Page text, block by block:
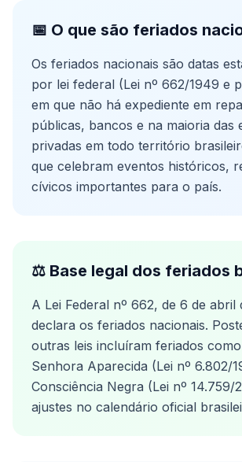
📅 O que são feriados
Os feriados nacionais são datas
por lei federal (Lei nº 662/1949 e
em que não há expediente em
públicas, bancos e na maioria das
privadas em todo território
que celebram eventos históricos,
cívicos importantes para o país.
⚖️ Base legal dos feriados
A Lei Federal nº 662, de 6 de abril
declara os feriados nacionais.
outras leis incluíram feriados
Senhora Aparecida (Lei nº 6.802/
Consciência Negra (Lei nº 14.759/
ajustes no calendário oficial